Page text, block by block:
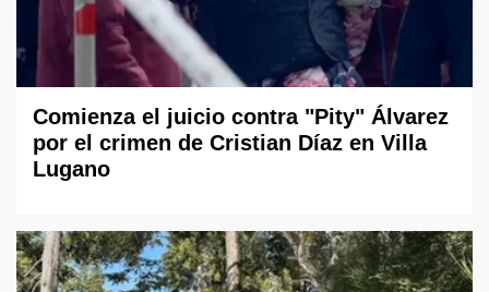
Comienza el juicio contra "Pity" Álvarez
por el crimen de Cristian Díaz en Villa
Lugano